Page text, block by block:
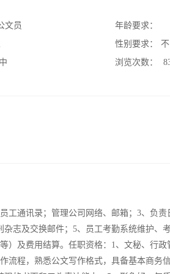
文员
年龄要求：
性别要求：
浏览次数：
工通讯录；管理公司网络、邮箱；3、负
志及交换邮件；5、员工考勤系统维护、
及费用结算。任职资格：1、文秘、行政
流程，熟悉公文写作格式，具备基本商务